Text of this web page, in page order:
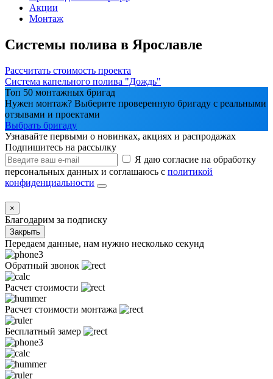
Акции
Монтаж
Системы полива в Ярославле
Рассчитать стоимость проекта
Система капельного полива "Дождь"
Топ 50 монтажных бригад
Нужен монтаж? Выберите проверенную бригаду с реальными
отзывами и проектами
Выбрать бригаду
Узнавайте первыми о новинках, акциях и распродажах
Подпишитесь на рассылку
Я даю согласие на обработку
персональных данных и соглашаюсь с политикой
конфиденциальности
×
Благодарим за подписку
Закрыть
Передаем данные, нам нужно несколько секунд
Обратный звонок
Расчет стоимости
Расчет стоимости монтажа
Бесплатный замер